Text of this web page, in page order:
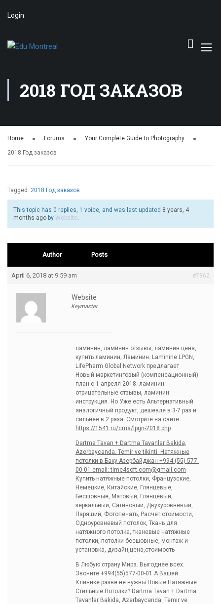
Login
2018 ГОД ЗАКАЗОВ
Home Forums Your Complete Guide to Photography
2018 Год заказов
Tagged: 2018 Год заказов
This topic has 0 replies, 1 voice, and was last updated 8 years, 4
months ago by Website.
Author Posts
April 6, 2018 at 9:59 am #7862
Website
Keymaster
ламинин, ламинин отзывы, ламинин цена,
купить ламинин, Ламинин. Laminine LPGN,
LifePharm Global Network предлагает
Новый маркетинговый (компенсационный)
план с 1 апреля 2018. ламинин
отрицательные отзывы, ламинин
инструкция. Но Уже есть Альтернативный
аналогичный продукт, дешевле в 3-7 раз и
сильнее в 2 раза. Смотрите на сайте
https://1541.ru/cms/lpgn-2018.php
Dartma Tavan + Dartma Tavanlar Bakida,
Azerbaycanda. Temir ve tikinti. Натяжные
потолки в Баку Азербайджан +994 (55) 577-
00-01 email:time4soft.com@gmail.com
Купить натяжные потолки, Французские,
Немецкие, Китайские, Глянцевые,
Бесшовные, Матовый, Глянцевый,
зеркальный, Сатиновый, Двухуровневый,
Парящий, Фотопечать, Расчет стоимости,
Одноуровневый потолок, Ткань для
натяжного потолка, тканевые натяжные
потолки, потолки бесшовные, монтаж и
установка, дизайн,цена,стоимость
В Любую страну Мира. Выгоднее всех.
Звоните +994(55)577-00-01 А Вашей
Клинике разве не нужны Новые Натяжные
Стильные Потолки? Dartma Tavan + Dartma
Tavanlar Bakida, Azerbaycanda. Temir ve